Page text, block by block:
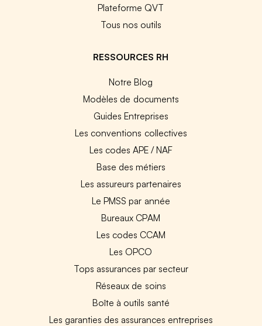
Plateforme QVT
Tous nos outils
RESSOURCES RH
Notre Blog
Modèles de documents
Guides Entreprises
Les conventions collectives
Les codes APE / NAF
Base des métiers
Les assureurs partenaires
Le PMSS par année
Bureaux CPAM
Les codes CCAM
Les OPCO
Tops assurances par secteur
Réseaux de soins
Boîte à outils santé
Les garanties des assurances entreprises